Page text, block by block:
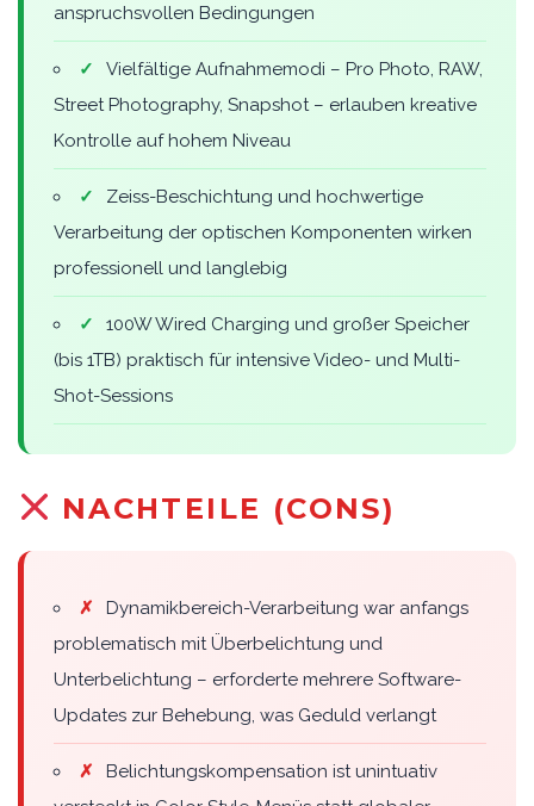
anspruchsvollen Bedingungen
✓
Vielfältige Aufnahmemodi – Pro Photo, RAW,
Street Photography, Snapshot – erlauben kreative
Kontrolle auf hohem Niveau
✓
Zeiss-Beschichtung und hochwertige
Verarbeitung der optischen Komponenten wirken
professionell und langlebig
✓
100W Wired Charging und großer Speicher
(bis 1TB) praktisch für intensive Video- und Multi-
Shot-Sessions
NACHTEILE (CONS)
✗
Dynamikbereich-Verarbeitung war anfangs
problematisch mit Überbelichtung und
Unterbelichtung – erforderte mehrere Software-
Updates zur Behebung, was Geduld verlangt
✗
Belichtungskompensation ist unintuativ